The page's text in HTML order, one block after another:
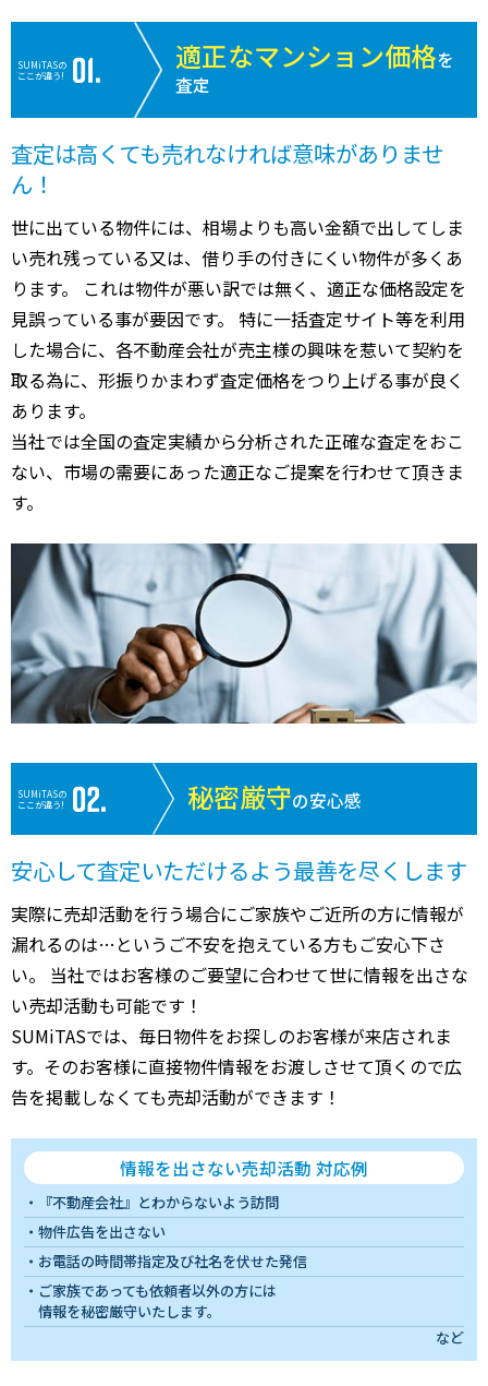
SUMiTASの
ここが違う!
適正なマンション価格を
査定
査定は高くても売れなければ意味がありませ
ん！
世に出ている物件には、相場よりも高い金額で出してしま
い売れ残っている又は、借り手の付きにくい物件が多くあ
ります。 これは物件が悪い訳では無く、適正な価格設定を
見誤っている事が要因です。 特に一括査定サイト等を利用
した場合に、各不動産会社が売主様の興味を惹いて契約を
取る為に、形振りかまわず査定価格をつり上げる事が良く
あります。
当社では全国の査定実績から分析された正確な査定をおこ
ない、市場の需要にあった適正なご提案を行わせて頂きま
す。
SUMiTASの
ここが違う!
秘密厳守の安心感
安心して査定いただけるよう最善を尽くします
実際に売却活動を行う場合にご家族やご近所の方に情報が
漏れるのは…というご不安を抱えている方もご安心下さ
い。 当社ではお客様のご要望に合わせて世に情報を出さな
い売却活動も可能です！
SUMiTASでは、毎日物件をお探しのお客様が来店されま
す。そのお客様に直接物件情報をお渡しさせて頂くので広
告を掲載しなくても売却活動ができます！
情報を出さない売却活動 対応例
『不動産会社』とわからないよう訪問
物件広告を出さない
お電話の時間帯指定及び社名を伏せた発信
ご家族であっても依頼者以外の方には
情報を秘密厳守いたします。
など